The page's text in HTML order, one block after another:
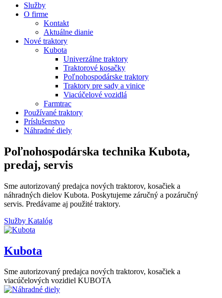
Služby
O firme
Kontakt
Aktuálne dianie
Nové traktory
Kubota
Univerzálne traktory
Traktorové kosačky
Poľnohospodárske traktory
Traktory pre sady a vinice
Viacúčelové vozidlá
Farmtrac
Používané traktory
Príslušenstvo
Náhradné diely
Poľnohospodárska technika Kubota,
predaj, servis
Sme autorizovaný predajca nových traktorov, kosačiek a
náhradných dielov Kubota. Poskytujeme záručný a pozáručný
servis. Predávame aj použité traktory.
Služby Katalóg
Kubota
Sme autorizovaný predajca nových traktorov, kosačiek a
viacúčelových vozidiel KUBOTA